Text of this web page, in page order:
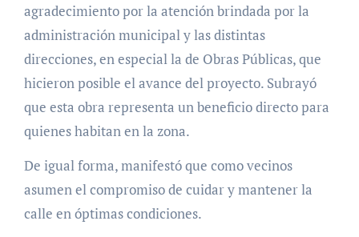
agradecimiento por la atención brindada por la
administración municipal y las distintas
direcciones, en especial la de Obras Públicas, que
hicieron posible el avance del proyecto. Subrayó
que esta obra representa un beneficio directo para
quienes habitan en la zona.
De igual forma, manifestó que como vecinos
asumen el compromiso de cuidar y mantener la
calle en óptimas condiciones.